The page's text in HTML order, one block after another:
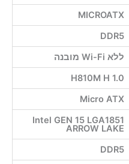
MICROATX
DDR5
ללא Wi-Fi מובנה
H810M H 1.0
Micro ATX
Intel GEN 15 LGA1851
ARROW LAKE
DDR5